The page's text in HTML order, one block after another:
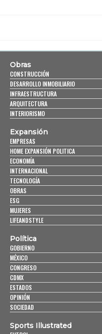
Obras
CONSTRUCCIÓN
DESARROLLO INMOBILIARIO
INFRAESTRUCTURA
ARQUITECTURA
INTERIORISMO
Expansión
EMPRESAS
HOME EXPANSIÓN POLITICA
ECONOMÍA
INTERNACIONAL
TECNOLOGÍA
OBRAS
ESG
MUJERES
LIFEANDSTYLE
Política
GOBIERNO
MÉXICO
CONGRESO
CDMX
ESTADOS
OPINIÓN
SOCIEDAD
Sports Illustrated